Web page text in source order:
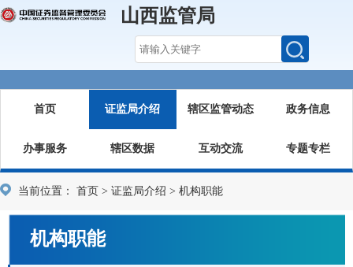
山西监管局
首页 证监局介绍 辖区监管动态 政务信息
办事服务 辖区数据 互动交流 专题专栏
当前位置： 首页 > 证监局介绍 > 机构职能
机构职能